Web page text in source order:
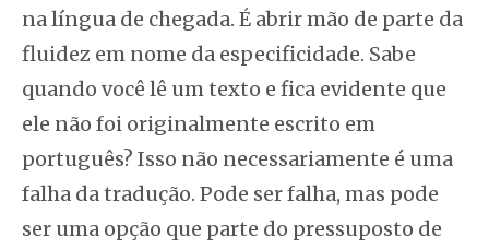
na língua de chegada. É abrir mão de parte da
fluidez em nome da especificidade. Sabe
quando você lê um texto e fica evidente que
ele não foi originalmente escrito em
português? Isso não necessariamente é uma
falha da tradução. Pode ser falha, mas pode
ser uma opção que parte do pressuposto de